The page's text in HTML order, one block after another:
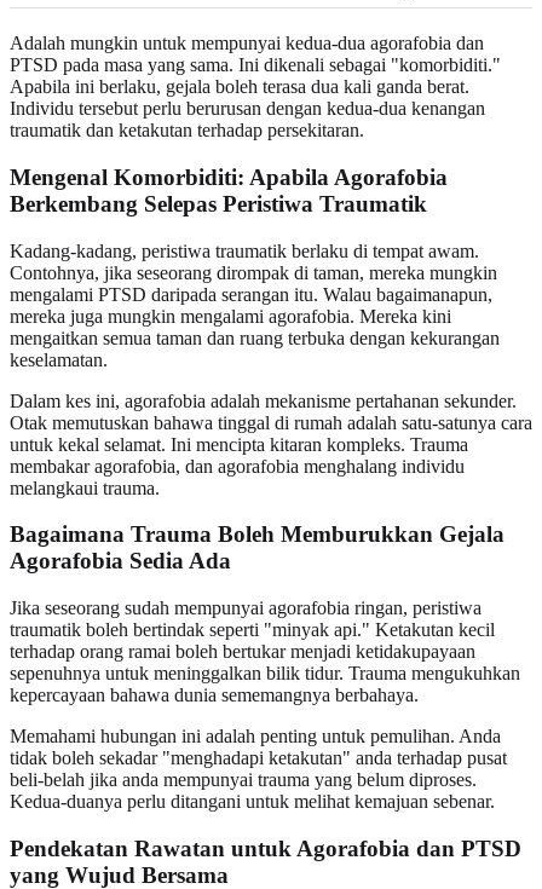
Adalah mungkin untuk mempunyai kedua-dua agorafobia dan
PTSD pada masa yang sama. Ini dikenali sebagai "komorbiditi."
Apabila ini berlaku, gejala boleh terasa dua kali ganda berat.
Individu tersebut perlu berurusan dengan kedua-dua kenangan
traumatik dan ketakutan terhadap persekitaran.
Mengenal Komorbiditi: Apabila Agorafobia
Berkembang Selepas Peristiwa Traumatik
Kadang-kadang, peristiwa traumatik berlaku di tempat awam.
Contohnya, jika seseorang dirompak di taman, mereka mungkin
mengalami PTSD daripada serangan itu. Walau bagaimanapun,
mereka juga mungkin mengalami agorafobia. Mereka kini
mengaitkan semua taman dan ruang terbuka dengan kekurangan
keselamatan.
Dalam kes ini, agorafobia adalah mekanisme pertahanan sekunder.
Otak memutuskan bahawa tinggal di rumah adalah satu-satunya cara
untuk kekal selamat. Ini mencipta kitaran kompleks. Trauma
membakar agorafobia, dan agorafobia menghalang individu
melangkaui trauma.
Bagaimana Trauma Boleh Memburukkan Gejala
Agorafobia Sedia Ada
Jika seseorang sudah mempunyai agorafobia ringan, peristiwa
traumatik boleh bertindak seperti "minyak api." Ketakutan kecil
terhadap orang ramai boleh bertukar menjadi ketidakupayaan
sepenuhnya untuk meninggalkan bilik tidur. Trauma mengukuhkan
kepercayaan bahawa dunia sememangnya berbahaya.
Memahami hubungan ini adalah penting untuk pemulihan. Anda
tidak boleh sekadar "menghadapi ketakutan" anda terhadap pusat
beli-belah jika anda mempunyai trauma yang belum diproses.
Kedua-duanya perlu ditangani untuk melihat kemajuan sebenar.
Pendekatan Rawatan untuk Agorafobia dan PTSD
yang Wujud Bersama